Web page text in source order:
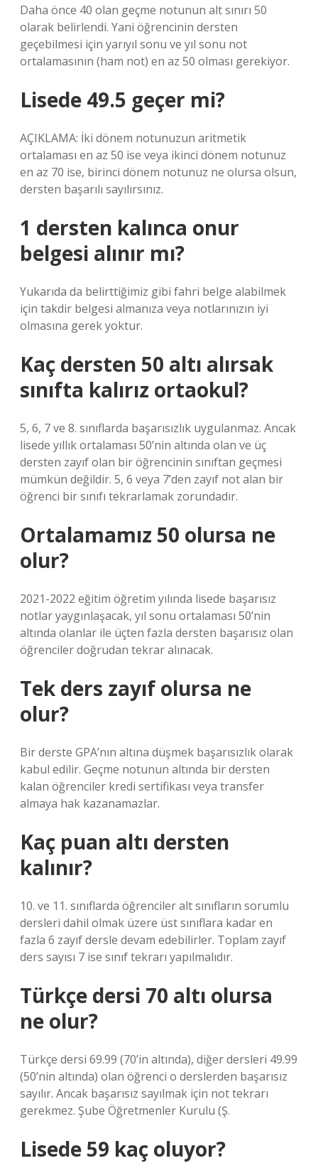
Daha önce 40 olan geçme notunun alt sınırı 50
olarak belirlendi. Yani öğrencinin dersten
geçebilmesi için yarıyıl sonu ve yıl sonu not
ortalamasının (ham not) en az 50 olması gerekiyor.
Lisede 49.5 geçer mi?
AÇIKLAMA: İki dönem notunuzun aritmetik
ortalaması en az 50 ise veya ikinci dönem notunuz
en az 70 ise, birinci dönem notunuz ne olursa olsun,
dersten başarılı sayılırsınız.
1 dersten kalınca onur
belgesi alınır mı?
Yukarıda da belirttiğimiz gibi fahri belge alabilmek
için takdir belgesi almanıza veya notlarınızın iyi
olmasına gerek yoktur.
Kaç dersten 50 altı alırsak
sınıfta kalırız ortaokul?
5, 6, 7 ve 8. sınıflarda başarısızlık uygulanmaz. Ancak
lisede yıllık ortalaması 50’nin altında olan ve üç
dersten zayıf olan bir öğrencinin sınıftan geçmesi
mümkün değildir. 5, 6 veya 7’den zayıf not alan bir
öğrenci bir sınıfı tekrarlamak zorundadır.
Ortalamamız 50 olursa ne
olur?
2021-2022 eğitim öğretim yılında lisede başarısız
notlar yaygınlaşacak, yıl sonu ortalaması 50’nin
altında olanlar ile üçten fazla dersten başarısız olan
öğrenciler doğrudan tekrar alınacak.
Tek ders zayıf olursa ne
olur?
Bir derste GPA’nın altına düşmek başarısızlık olarak
kabul edilir. Geçme notunun altında bir dersten
kalan öğrenciler kredi sertifikası veya transfer
almaya hak kazanamazlar.
Kaç puan altı dersten
kalınır?
10. ve 11. sınıflarda öğrenciler alt sınıfların sorumlu
dersleri dahil olmak üzere üst sınıflara kadar en
fazla 6 zayıf dersle devam edebilirler. Toplam zayıf
ders sayısı 7 ise sınıf tekrarı yapılmalıdır.
Türkçe dersi 70 altı olursa
ne olur?
Türkçe dersi 69.99 (70’in altında), diğer dersleri 49.99
(50’nin altında) olan öğrenci o derslerden başarısız
sayılır. Ancak başarısız sayılmak için not tekrarı
gerekmez. Şube Öğretmenler Kurulu (Ş.
Lisede 59 kaç oluyor?